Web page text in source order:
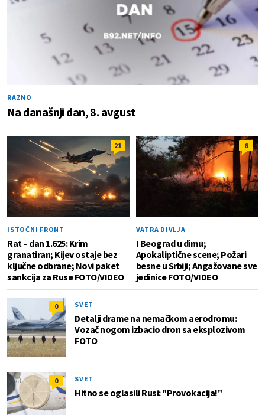
RAZNO
Na današnji dan, 8. avgust
21
ISTOČNI FRONT
Rat – dan 1.625: Krim
granatiran; Kijev ostaje bez
ključne odbrane; Novi paket
sankcija za Ruse FOTO/VIDEO
6
VATRA DIVLJA
I Beograd u dimu;
Apokaliptične scene; Požari
besne u Srbiji; Angažovane sve
jedinice FOTO/VIDEO
0 SVET
Detalji drame na nemačkom aerodromu:
Vozač nogom izbacio dron sa eksplozivom
FOTO
0 SVET
Hitno se oglasili Rusi: "Provokacija!"